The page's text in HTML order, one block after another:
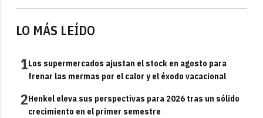
LO MÁS LEÍDO
1Los supermercados ajustan el stock en agosto para
frenar las mermas por el calor y el éxodo vacacional
2Henkel eleva sus perspectivas para 2026 tras un sólido
crecimiento en el primer semestre